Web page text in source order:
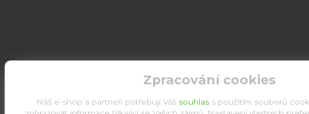
Zpracování cookies
Náš e-shop a partneři potřebují Váš souhlas s použitím souborů